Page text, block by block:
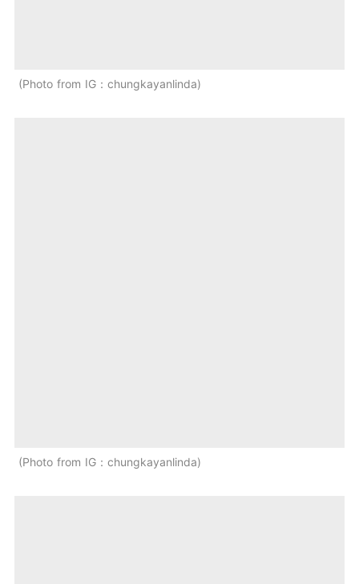
Photo from IG：chungkayanlinda
Photo from IG：chungkayanlinda